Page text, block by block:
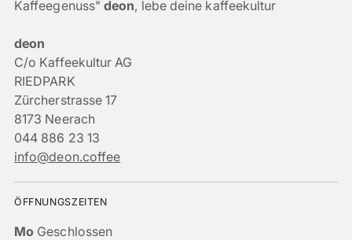
Kaffeegenuss"deon, lebe deine kaffeekultur
deon
C/o Kaffeekultur AG
RIEDPARK
Zürcherstrasse 17
8173 Neerach
044 886 23 13
info@deon.coffee
ÖFFNUNGSZEITEN
Mo Geschlossen